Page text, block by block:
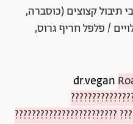
תיבול קצוצים (כוסברה,
/ פלפל חריף גרוס,
????????????????????????